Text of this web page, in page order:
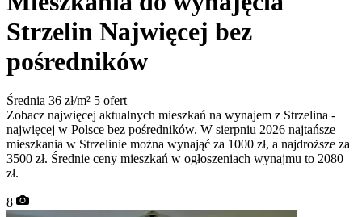
Strzelin Najwięcej bez
pośredników
Średnia 36 zł/m² 5 ofert
Zobacz najwięcej aktualnych mieszkań na wynajem z Strzelina -
najwięcej w Polsce bez pośredników. W sierpniu 2026 najtańsze
mieszkania w Strzelinie można wynająć za 1000 zł, a najdroższe za
3500 zł. Średnie ceny mieszkań w ogłoszeniach wynajmu to 2080
zł.
8